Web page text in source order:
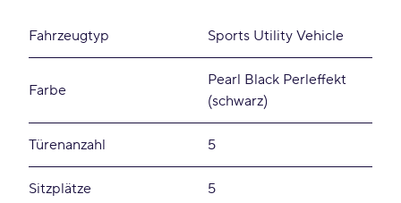
Fahrzeugtyp Sports Utility Vehicle
Farbe
Pearl Black Perleffekt
(schwarz)
Türenanzahl 5
Sitzplätze 5